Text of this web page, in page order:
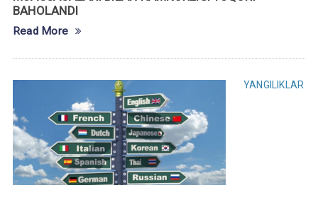
BAHOLANDI
Read More
YANGILIKLAR